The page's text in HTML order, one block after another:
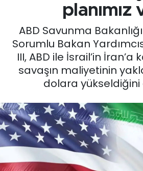
planımız
ABD Savunma
Sorumlu Bakan
III, ABD ile İsrail’in İran’a
savaşın maliyetinin
dolara yükseldiğini
EKONOMİ
English News
GÜNCEL
KÜLTÜR SANAT
MAGAZİN
POLİTİKA
Son Dakika Haberleri
Haber Arşivi